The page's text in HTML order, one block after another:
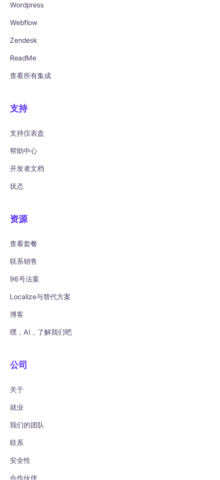
Wordpress
Webflow
Zendesk
ReadMe
查看所有集成
支持
支持仪表盘
帮助中心
开发者文档
状态
资源
查看套餐
联系销售
96号法案
Localize与替代方案
博客
嘿，AI，了解我们吧
公司
关于
就业
我们的团队
联系
安全性
合作伙伴